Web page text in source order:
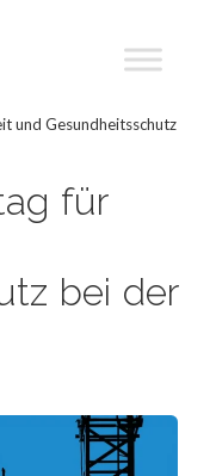
und Gesundheitsschutz
für
bei der